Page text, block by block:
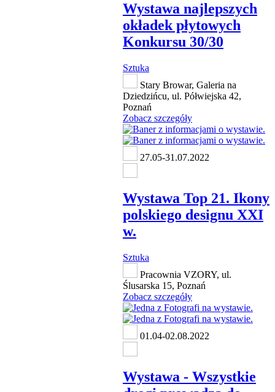
Wystawa najlepszych
okładek płytowych
Konkursu 30/30
Sztuka
Stary Browar, Galeria na
Dziedzińcu, ul. Półwiejska 42,
Poznań
Zobacz szczegóły
27.05-31.07.2022
Wystawa Top 21. Ikony
polskiego designu XXI
w.
Sztuka
Pracownia VZORY, ul.
Ślusarska 15, Poznań
Zobacz szczegóły
01.04-02.08.2022
Wystawa - Wszystkie